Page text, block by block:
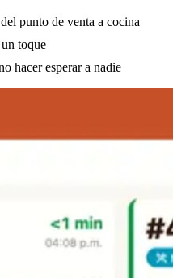
punto de venta a cocina
toque
hacer esperar a nadie